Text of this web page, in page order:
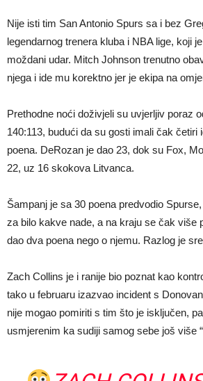
Samo dva fudbalska velikana uspjela su
od njih je Messi, znate li ko je drugi?
Прijelom u transferu Romera? Inter
Atletico prati situaciju.
Nije isti tim San Antonio Spurs sa i bez
legendarnog trenera kluba i NBA lige, koji
moždani udar. Mitch Johnson trenutno
njega i ide mu korektno jer je ekipa na
Prethodne noći doživjeli su uvjerljiv poraz
140:113, budući da su gosti imali čak četiri
poena. DeRozan je dao 23, dok su Fox,
22, uz 16 skokova Litvanca.
Šampanj je sa 30 poena predvodio
za bilo kakve nade, a na kraju se čak više
dao dva poena nego o njemu. Razlog je
Zach Collins je i ranije bio poznat kao
tako u februaru izazvao incident s
nije mogao pomiriti s tim što je isključen,
usmjerenim ka sudiji samog sebe još više